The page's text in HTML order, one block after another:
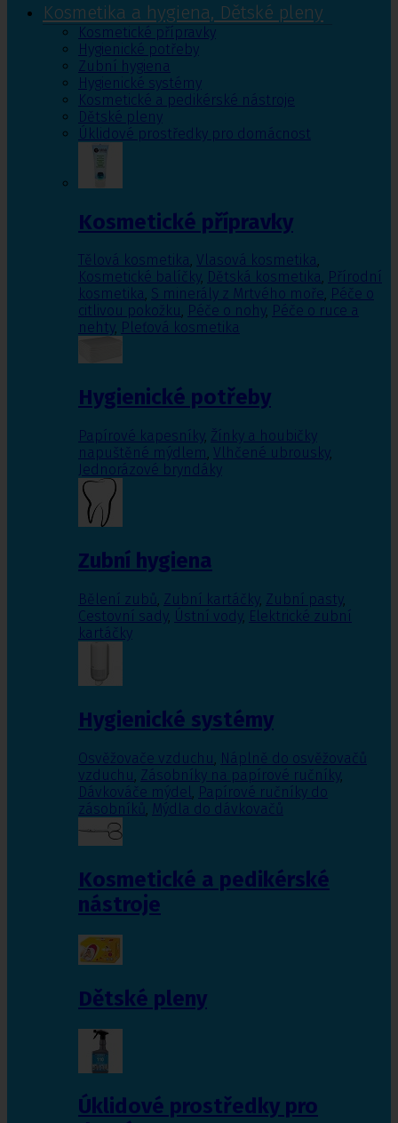
Kosmetika a hygiena, Dětské pleny
Kosmetické přípravky
Hygienické potřeby
Zubní hygiena
Hygienické systémy
Kosmetické a pedikérské nástroje
Dětské pleny
Úklidové prostředky pro domácnost
Kosmetické přípravky
Tělová kosmetika, Vlasová kosmetika,
Kosmetické balíčky, Dětská kosmetika, Přírodní
kosmetika, S minerály z Mrtvého moře, Péče o
citlivou pokožku, Péče o nohy, Péče o ruce a
nehty, Pleťová kosmetika
Hygienické potřeby
Papírové kapesníky, Žínky a houbičky
napuštěné mýdlem, Vlhčené ubrousky,
Jednorázové bryndáky
Zubní hygiena
Bělení zubů, Zubní kartáčky, Zubní pasty,
Cestovní sady, Ústní vody, Elektrické zubní
kartáčky
Hygienické systémy
Osvěžovače vzduchu, Náplně do osvěžovačů
vzduchu, Zásobníky na papírové ručníky,
Dávkováče mýdel, Papírové ručníky do
zásobníků, Mýdla do dávkovačů
Kosmetické a pedikérské
nástroje
Dětské pleny
Úklidové prostředky pro